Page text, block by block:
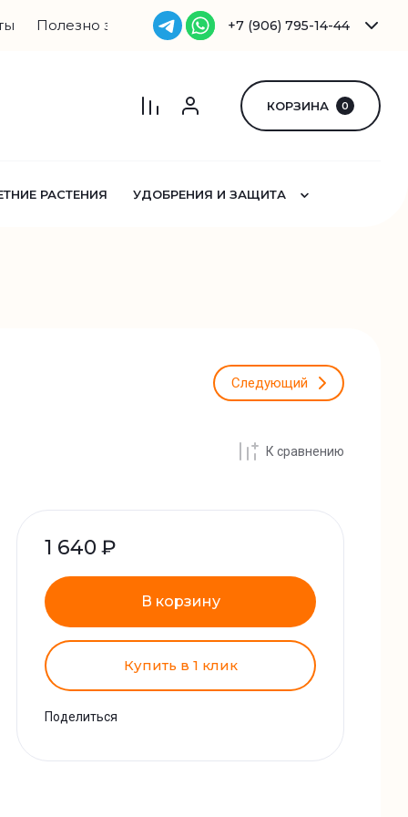
Полезно знать Поиск по сайту+7 (906) 795-14-44
КОРЗИНА 0
РАСТЕНИЯ УДОБРЕНИЯ И ЗАЩИТА
Следующий
1 640 ₽
В корзину
Купить в 1 клик
К сравнению
Поделиться